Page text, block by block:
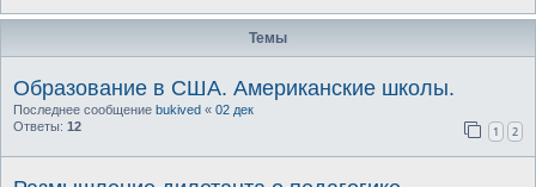
Темы
Образование в США. Американские школы.
Последнее сообщение bukived « 02 дек
Ответы: 12 1 2